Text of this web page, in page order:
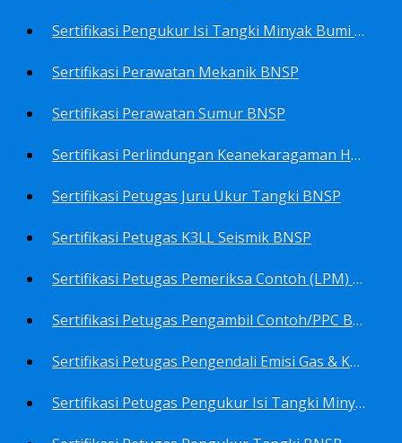
Sertifikasi Pengukur Isi Tangki Minyak Bumi Dan Hasil Olahan BNSP
Sertifikasi Perawatan Mekanik BNSP
Sertifikasi Perawatan Sumur BNSP
Sertifikasi Perlindungan Keanekaragaman Hayati BNSP
Sertifikasi Petugas Juru Ukur Tangki BNSP
Sertifikasi Petugas K3LL Seismik BNSP
Sertifikasi Petugas Pemeriksa Contoh (LPM) Minyak Mentah BNSP
Sertifikasi Petugas Pengambil Contoh/PPC BNSP
Sertifikasi Petugas Pengendali Emisi Gas & Kebisingan Industri Migas BNSP
Sertifikasi Petugas Pengukur Isi Tangki Minyak Bumi dan Hasil Olahan BNSP